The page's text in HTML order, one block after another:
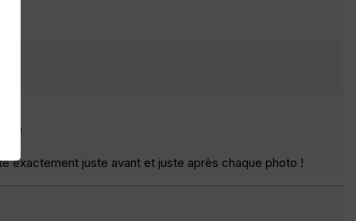
!
exactement juste avant et juste après chaque photo !